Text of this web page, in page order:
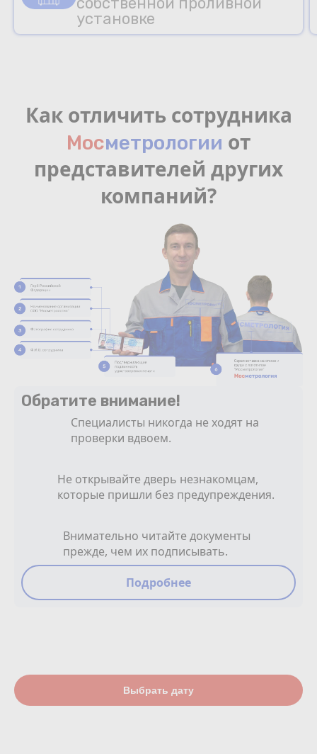
установке
Как отличить сотрудника
Мосмeтрологии от
представителей других
компаний?
Обратите внимание!
Специалисты никогда не ходят на
проверки вдвоем.
Не открывайте дверь незнакомцам,
которые пришли без предупреждения.
Внимательно читайте документы
прежде, чем их подписывать.
Подробнее
Выбрать дату